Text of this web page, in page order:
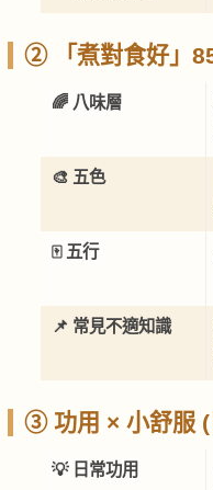
② 「煮對食好」
🌈 八味層
🎨 五色
🀄 五行
📌 常見不適知識
③ 功用 × 小舒服 (
💡 日常功用